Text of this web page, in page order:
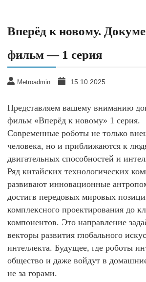
Вперёд к новому.
фильм — 1 серия
Metroadmin 15.10.2025
Представляем вашему вниманию
фильм «Вперёд к новому» 1 серия.
Современные роботы не только
человека, но и приближаются к
двигательных способностей и
Ряд китайских технологических
развивают инновационные
достигв передовых мировых
комплексного проектирования до
компонентов. Это направление
векторы развития глобального
интеллекта. Будущее, где роботы
общество и даже войдут в
не за горами.